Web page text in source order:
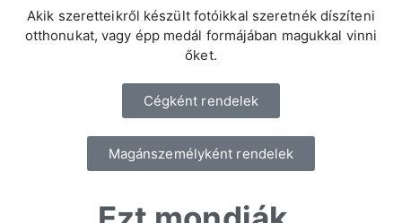
Akik szeretteikről készült fotóikkal szeretnék díszíteni
otthonukat, vagy épp medál formájában magukkal vinni
őket.
Cégként rendelek
Magánszemélyként rendelek